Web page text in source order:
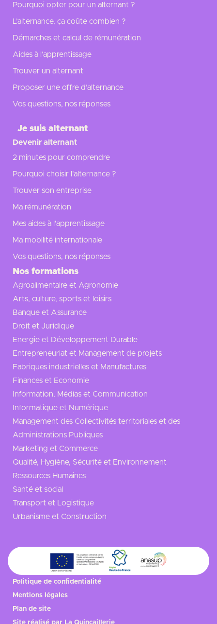
Pourquoi opter pour un alternant ?
L’alternance, ça coûte combien ?
Démarches et calcul de rémunération
Aides à l’apprentissage
Trouver un alternant
Proposer une offre d’alternance
Vos questions, nos réponses
Je suis alternant
Devenir alternant
2 minutes pour comprendre
Pourquoi choisir l’alternance ?
Trouver son entreprise
Ma rémunération
Mes aides à l'apprentissage
Ma mobilité internationale
Vos questions, nos réponses
Nos formations
Agroalimentaire et Agronomie
Arts, culture, sports et loisirs
Banque et Assurance
Droit et Juridique
Energie et Développement Durable
Entrepreneuriat et Management de projets
Fabriques industrielles et Manufactures
Finances et Economie
Information, Médias et Communication
Informatique et Numérique
Management des Collectivités territoriales et des
Administrations Publiques
Marketing et Commerce
Qualité, Hygiène, Sécurité et Environnement
Ressources Humaines
Santé et social
Transport et Logistique
Urbanisme et Construction
Politique de confidentialité
Mentions légales
Plan de site
Site réalisé par La Quincaillerie